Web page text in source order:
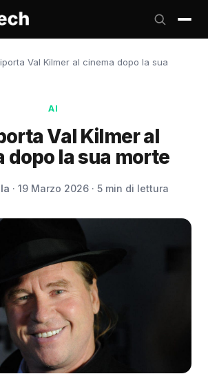
riporta Val Kilmer al cinema dopo la sua
AI
Val Kilmer al
dopo la sua morte
· 19 Marzo 2026 · 5 min di lettura